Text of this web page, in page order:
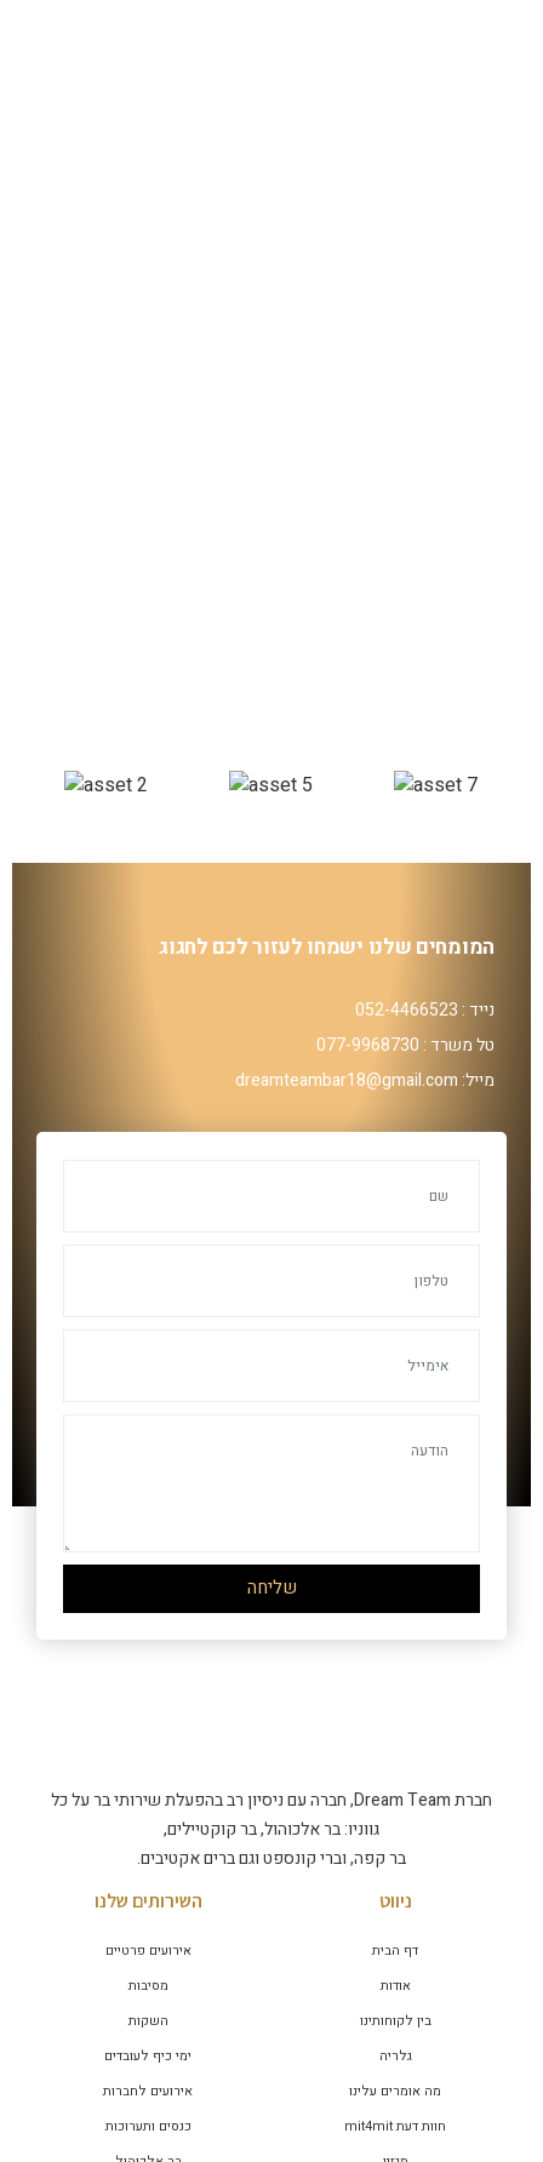
המומחים שלנו ישמחו לעזור לכם לחגוג
נייד : 052-4466523
טל משרד : 077-9968730
מייל: dreamteambar18@gmail.com
שליחה
חברת Dream Team, חברה עם ניסיון רב בהפעלת שירותי בר על כל
גווניו: בר אלכוהול, בר קוקטיילים,
בר קפה, וברי קונספט וגם ברים אקטיבים.
ניווט
דף הבית
אודות
בין לקוחותינו
גלריה
מה אומרים עלינו
חוות דעת mit4mit
השירותים שלנו
אירועים פרטיים
מסיבות
השקות
ימי כיף לעובדים
אירועים לחברות
כנסים ותערוכות